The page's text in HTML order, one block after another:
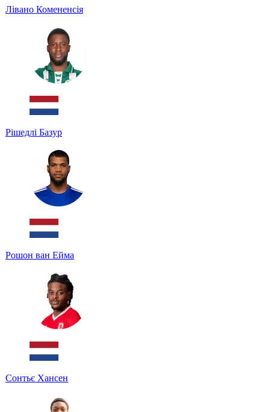
Лівано Комененсія
Рішедлі Базур
Рошон ван Ейма
Сонтьє Хансен